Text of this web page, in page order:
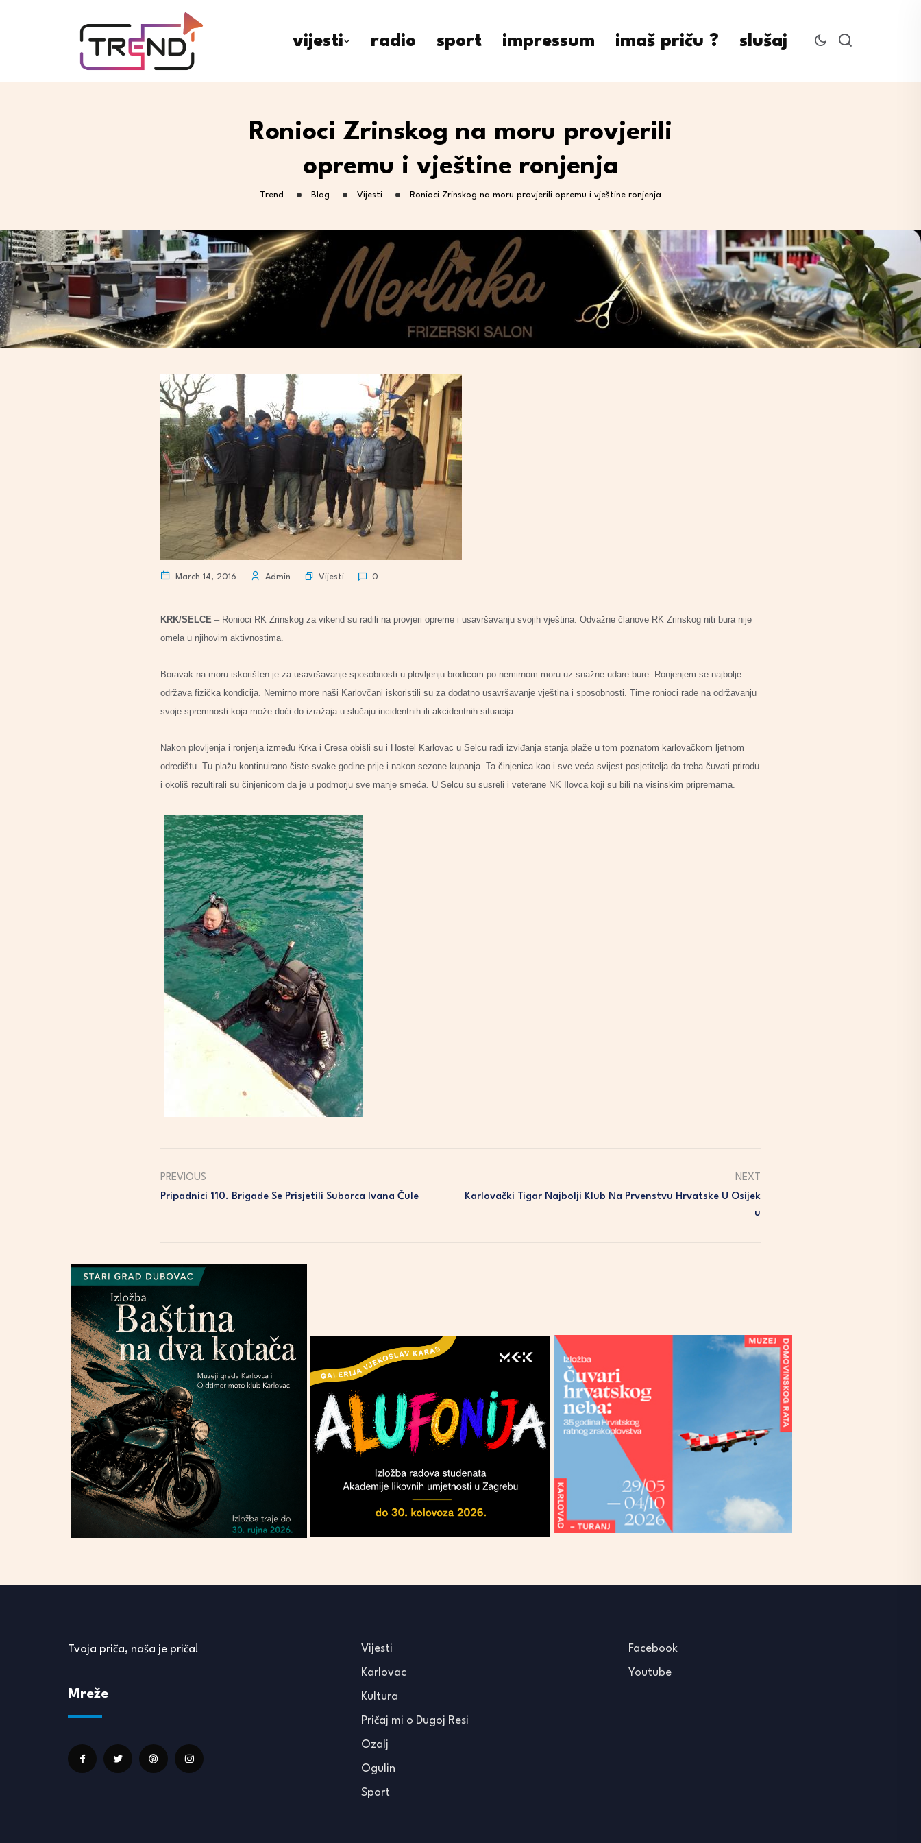
vijesti radio sport impressum imaš priču ? slušaj
Ronioci Zrinskog na moru provjerili
opremu i vještine ronjenja
Trend Blog Vijesti Ronioci Zrinskog na moru provjerili opremu i vještine ronjenja
March 14, 2016 Admin Vijesti 0
KRK/SELCE – Ronioci RK Zrinskog za vikend su radili na provjeri opreme i usavršavanju svojih vještina. Odvažne članove RK Zrinskog niti bura nije
omela u njihovim aktivnostima.
Boravak na moru iskorišten je za usavršavanje sposobnosti u plovljenju brodicom po nemirnom moru uz snažne udare bure. Ronjenjem se najbolje
održava fizička kondicija. Nemirno more naši Karlovčani iskoristili su za dodatno usavršavanje vještina i sposobnosti. Time ronioci rade na održavanju
svoje spremnosti koja može doći do izražaja u slučaju incidentnih ili akcidentnih situacija.
Nakon plovljenja i ronjenja između Krka i Cresa obišli su i Hostel Karlovac u Selcu radi izviđanja stanja plaže u tom poznatom karlovačkom ljetnom
odredištu. Tu plažu kontinuirano čiste svake godine prije i nakon sezone kupanja. Ta činjenica kao i sve veća svijest posjetitelja da treba čuvati prirodu
i okoliš rezultirali su činjenicom da je u podmorju sve manje smeća. U Selcu su susreli i veterane NK Ilovca koji su bili na visinskim pripremama.
PREVIOUS
Pripadnici 110. Brigade Se Prisjetili Suborca Ivana Čule
NEXT
Karlovački Tigar Najbolji Klub Na Prvenstvu Hrvatske U Osijek
U
Tvoja priča, naša je priča!
Mreže
Vijesti
Karlovac
Kultura
Pričaj mi o Dugoj Resi
Ozalj
Ogulin
Sport
Facebook
Youtube